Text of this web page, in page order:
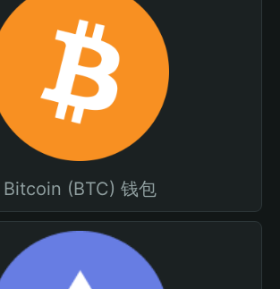
Bitcoin (BTC) 钱包